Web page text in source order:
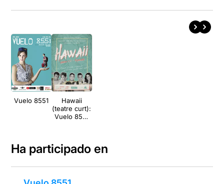
Vuelo 8551
Hawaii
(teatre curt):
Vuelo 8551
Ha participado en